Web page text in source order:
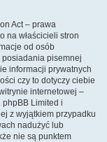
Act – prawa
na właścicieli stron
od osób
posiadania pisemnej
informacji prywatnych
czy to dotyczy ciebie
internetowej –
Limited i
z wyjątkiem przypadku
nadużyć lub
nie są punktem